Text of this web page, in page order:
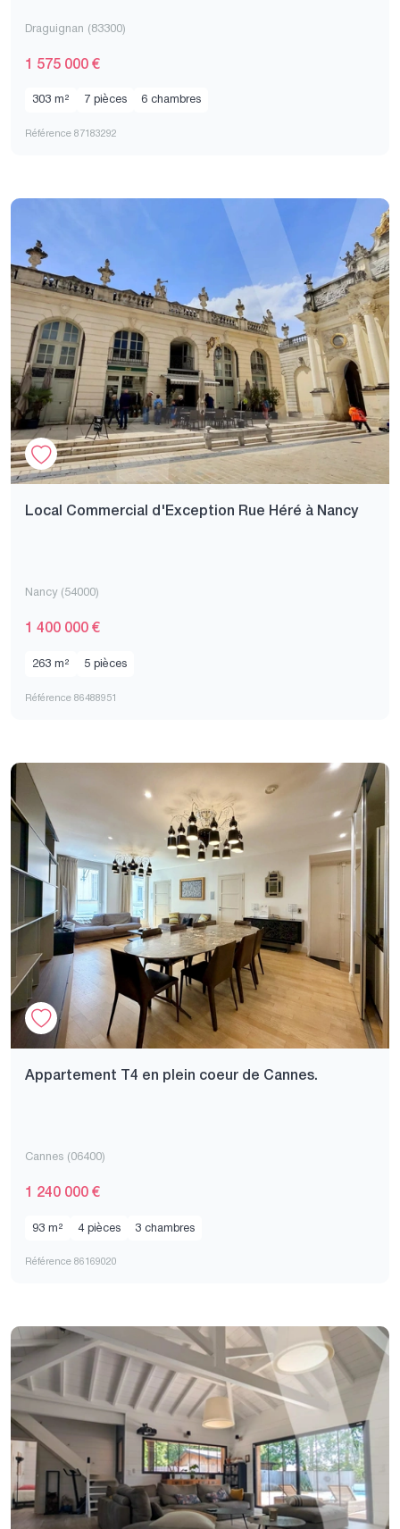
Draguignan (83300)
1 575 000 €
303 m² 7 pièces 6 chambres
Référence 87183292
Local Commercial d'Exception Rue Héré à Nancy
Nancy (54000)
1 400 000 €
263 m² 5 pièces
Référence 86488951
Appartement T4 en plein coeur de Cannes.
Cannes (06400)
1 240 000 €
93 m² 4 pièces 3 chambres
Référence 86169020